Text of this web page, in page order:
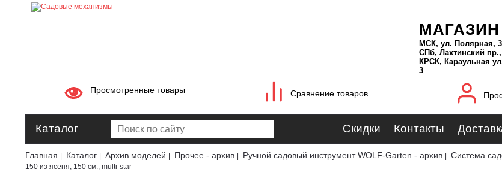
МАГАЗИН
МСК, ул. Полярная,
СПб, Лахтинский
КРСК, Караульная
3
Просмотренные товары Сравнение товаров
Каталог Скидки Контакты
Главная Каталог Архив моделей Прочее - архив Ручной садовый инструмент WOLF-Garten - архив Система
150 из ясеня, 150 см., multi-star